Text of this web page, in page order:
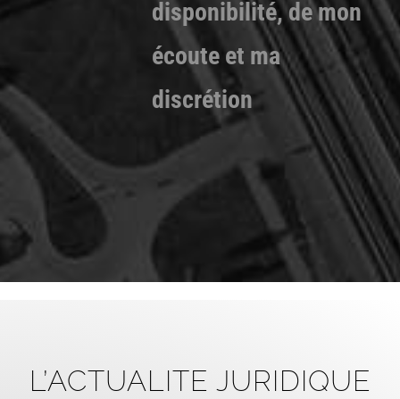
disponibilité, de mon
écoute et ma
discrétion
L’ACTUALITE JURIDIQUE